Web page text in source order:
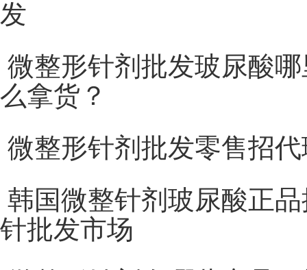
发
微整形针剂批发玻尿酸
么拿货？
微整形针剂批发零售招
韩国微整针剂玻尿酸正
针批发市场